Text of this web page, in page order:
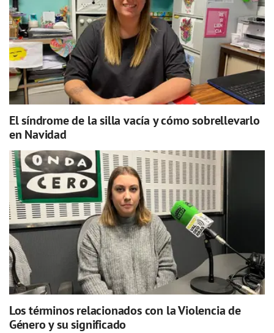
El síndrome de la silla vacía y cómo sobrellevarlo
en Navidad
Los términos relacionados con la Violencia de
Género y su significado